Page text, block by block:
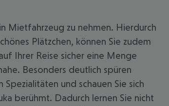
Mietfahrzeug zu nehmen. Hierdurch
Plätzchen, können Sie zudem
Ihrer Reise sicher eine Menge
Besonders deutlich spüren
und schauen Sie sich
berühmt. Dadurch lernen Sie nicht